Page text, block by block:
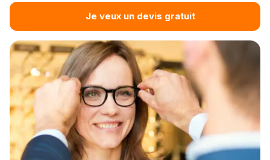
Je veux un devis gratuit